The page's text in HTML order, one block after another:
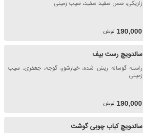
زازیکی، سس سفید سفید، سیب زمینی
190,000 تومان
ساندویچ رست بیف
راسته گوساله ریش شده، خیارشور، گوجه، جعفری، سیب
زمینی
190,000 تومان
ساندویچ کباب چوبی گوشت